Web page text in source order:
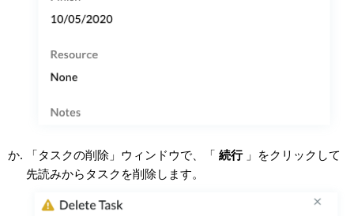
「タスクの削除」ウィンドウで、「 続行」をクリックして
先読みからタスクを削除します。